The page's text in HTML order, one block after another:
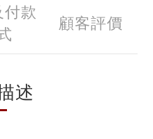
款
顧客評價
述